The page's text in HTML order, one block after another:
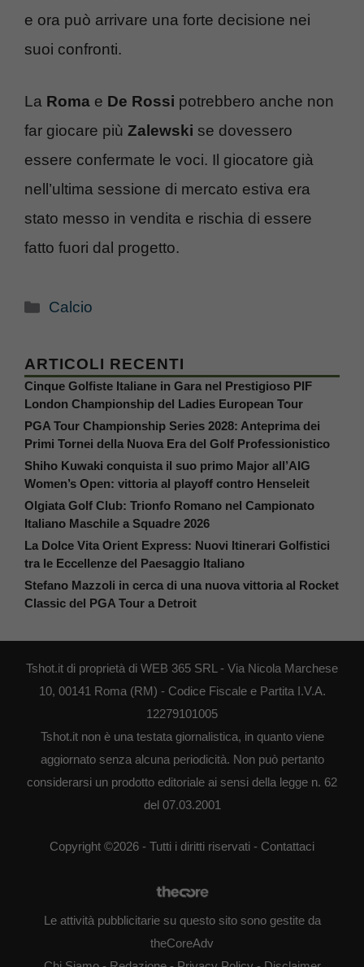
e ora può arrivare una forte decisione nei
suoi confronti.
La Roma e De Rossi potrebbero anche non
far giocare più Zalewski se dovessero
essere confermate le voci. Il giocatore già
nell’ultima sessione di mercato estiva era
stato messo in vendita e rischia di essere
fatto fuori dal progetto.
Categorie
Calcio
ARTICOLI RECENTI
Cinque Golfiste Italiane in Gara nel Prestigioso PIF
London Championship del Ladies European Tour
PGA Tour Championship Series 2028: Anteprima dei
Primi Tornei della Nuova Era del Golf Professionistico
Shiho Kuwaki conquista il suo primo Major all’AIG
Women’s Open: vittoria al playoff contro Henseleit
Olgiata Golf Club: Trionfo Romano nel Campionato
Italiano Maschile a Squadre 2026
La Dolce Vita Orient Express: Nuovi Itinerari Golfistici
tra le Eccellenze del Paesaggio Italiano
Stefano Mazzoli in cerca di una nuova vittoria al Rocket
Classic del PGA Tour a Detroit
Tshot.it di proprietà di WEB 365 SRL - Via Nicola Marchese
10, 00141 Roma (RM) - Codice Fiscale e Partita I.V.A.
12279101005
Tshot.it non è una testata giornalistica, in quanto viene
aggiornato senza alcuna periodicità. Non può pertanto
considerarsi un prodotto editoriale ai sensi della legge n. 62
del 07.03.2001
Copyright ©2026 - Tutti i diritti riservati - Contattaci
Le attività pubblicitarie su questo sito sono gestite da
theCoreAdv